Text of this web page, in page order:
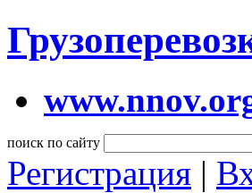
поиск по сайту
Регистрация |